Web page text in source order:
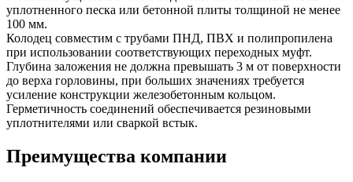
уплотненного песка или бетонной плиты толщиной не менее
100 мм.
Колодец совместим с трубами ПНД, ПВХ и полипропилена
при использовании соответствующих переходных муфт.
Глубина заложения не должна превышать 3 м от поверхности
до верха горловины, при больших значениях требуется
усиление конструкции железобетонным кольцом.
Герметичность соединений обеспечивается резиновыми
уплотнителями или сваркой встык.
Преимущества компании